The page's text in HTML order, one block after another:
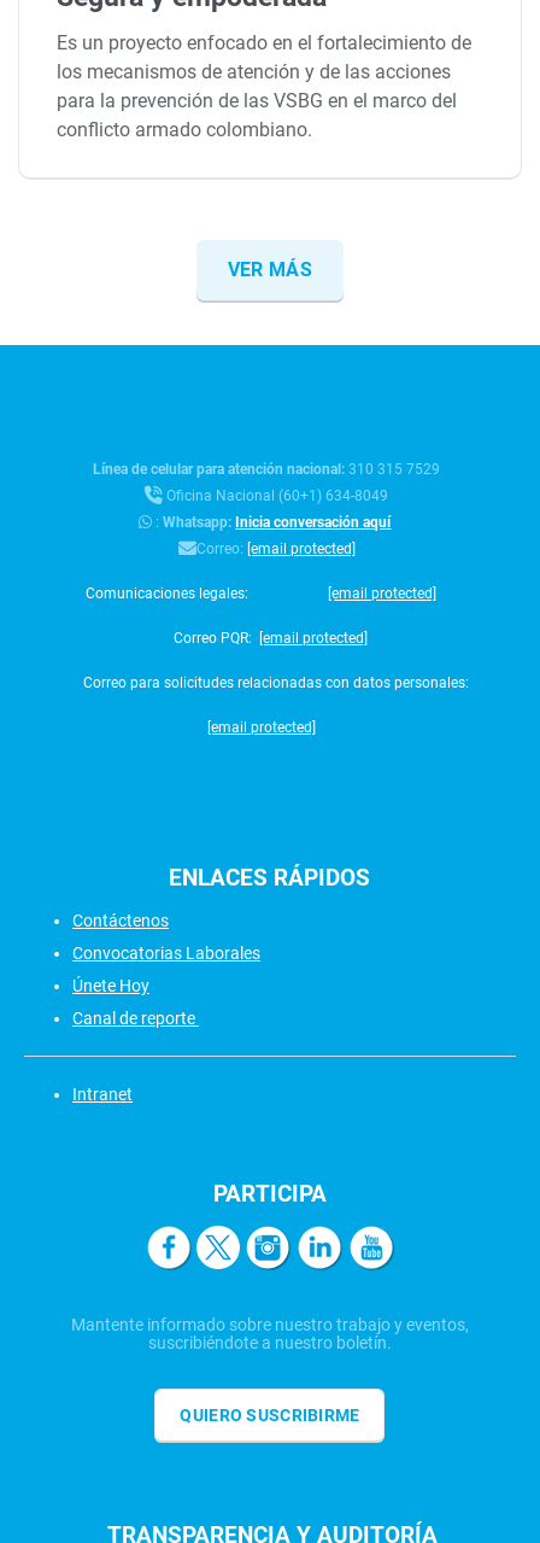
Es un proyecto enfocado en el fortalecimiento de
los mecanismos de atención y de las acciones
para la prevención de las VSBG en el marco del
conflicto armado colombiano.
VER MÁS
Línea de celular para atención nacional:310 315 7529
Oficina Nacional (60+1) 634-8049
:Whatsapp: Inicia conversación aquí
Correo: [email protected]
Comunicaciones legales: [email protected]
Correo PQR: [email protected]
Correo para solicitudes relacionadas con datos personales:
[email protected]
ENLACES RÁPIDOS
Contáctenos
Convocatorias Laborales
Únete Hoy
Canal de reporte
Intranet
PARTICIPA
Mantente informado sobre nuestro trabajo y eventos,
suscribiéndote a nuestro boletín.
QUIERO SUSCRIBIRME
TRANSPARENCIA Y AUDITORÍA